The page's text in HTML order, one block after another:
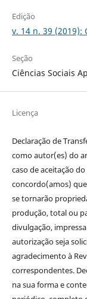
Edição
v. 14 n. 39 (2019):
Seção
Ciências Sociais
Licença
Declaração de
como autor(es) do
caso de aceitação
concordo(amos)
se tornarão
produção, total ou
divulgação,
autorização seja
agradecimento à
correspondentes.
na sua forma e